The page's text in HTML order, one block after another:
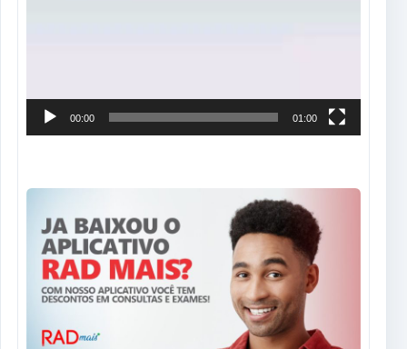
00:00 01:00